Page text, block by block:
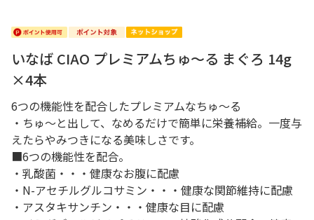
いなば CIAO プレミアムちゅ～る まぐろ 14g
×4本
6つの機能性を配合したプレミアムなちゅ～る
・ちゅ～と出して、なめるだけで簡単に栄養補給。一度与
えたらやみつきになる美味しさです。
■6つの機能性を配合。
・乳酸菌・・・健康なお腹に配慮
・N-アセチルグルコサミン・・・健康な関節維持に配慮
・アスタキサンチン・・・健康な目に配慮